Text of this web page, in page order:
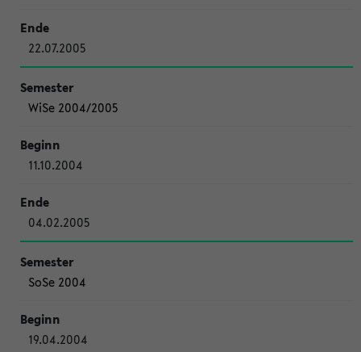
22.07.2005
WiSe 2004/2005
11.10.2004
04.02.2005
SoSe 2004
19.04.2004